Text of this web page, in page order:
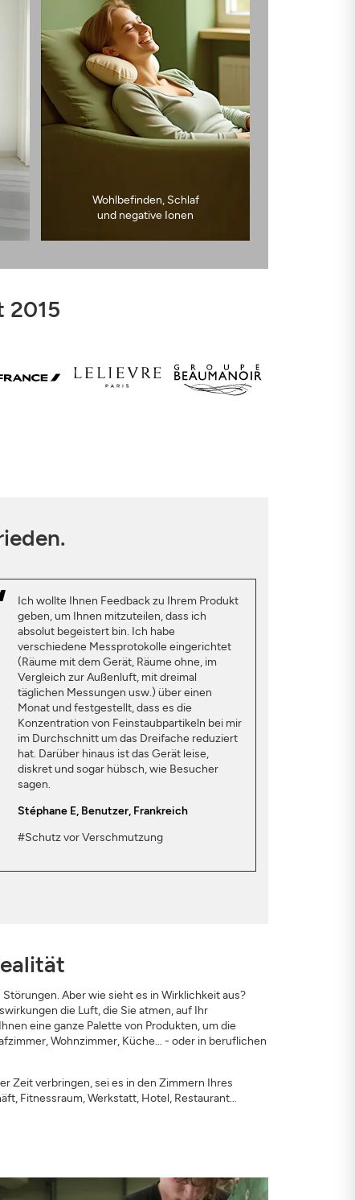
Wohlbefinden, Schlaf
und negative Ionen
2015
Ich wollte Ihnen Feedback zu Ihrem Produkt
geben, um Ihnen mitzuteilen, dass ich
absolut begeistert bin. Ich habe
verschiedene Messprotokolle eingerichtet
(Räume mit dem Gerät, Räume ohne, im
Vergleich zur Außenluft, mit dreimal
täglichen Messungen usw.) über einen
Monat und festgestellt, dass es die
Konzentration von Feinstaubpartikeln bei mir
im Durchschnitt um das Dreifache reduziert
hat. Darüber hinaus ist das Gerät leise,
diskret und sogar hübsch, wie Besucher
sagen.
Stéphane E, Benutzer, Frankreich
#Schutz vor Verschmutzung
Aber wie sieht es in Wirklichkeit aus?
die Luft, die Sie atmen, auf Ihr
eine ganze Palette von Produkten, um die
Wohnzimmer, Küche… - oder in beruflichen
Zeit verbringen, sei es in den Zimmern Ihres
Fitnessraum, Werkstatt, Hotel, Restaurant…